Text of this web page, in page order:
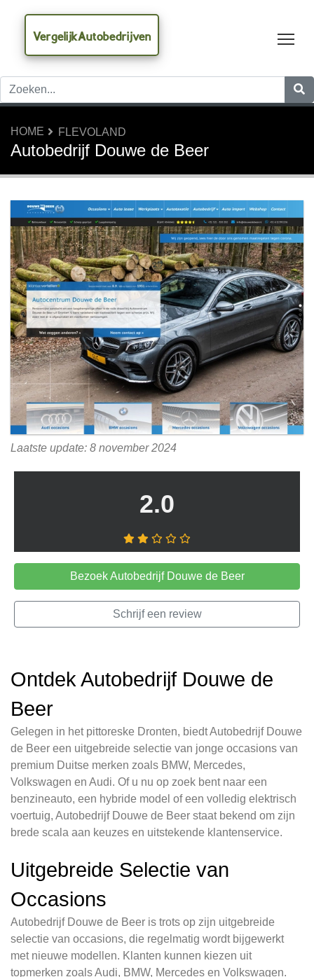
VergelijkAutobedrijven
HOME FLEVOLAND
Autobedrijf Douwe de Beer
Laatste update: 8 november 2024
2.0
Bezoek Autobedrijf Douwe de Beer
Schrijf een review
Ontdek Autobedrijf Douwe de
Beer
Gelegen in het pittoreske Dronten, biedt Autobedrijf Douwe
de Beer een uitgebreide selectie van jonge occasions van
premium Duitse merken zoals BMW, Mercedes,
Volkswagen en Audi. Of u nu op zoek bent naar een
benzineauto, een hybride model of een volledig elektrisch
voertuig, Autobedrijf Douwe de Beer staat bekend om zijn
brede scala aan keuzes en uitstekende klantenservice.
Uitgebreide Selectie van
Occasions
Autobedrijf Douwe de Beer is trots op zijn uitgebreide
selectie van occasions, die regelmatig wordt bijgewerkt
met nieuwe modellen. Klanten kunnen kiezen uit
topmerken zoals Audi, BMW, Mercedes en Volkswagen.